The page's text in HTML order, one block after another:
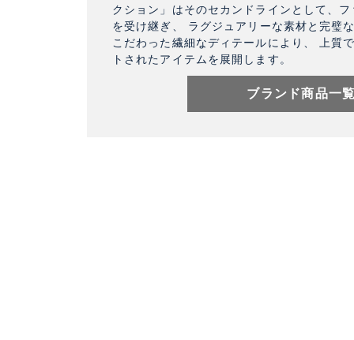
クション」はそのセカンドラインとして、
を受け継ぎ、 ラグジュアリーな素材と完璧
こだわった繊細なディテールにより、 上質
トされたアイテムを展開します。
ブランド商品一